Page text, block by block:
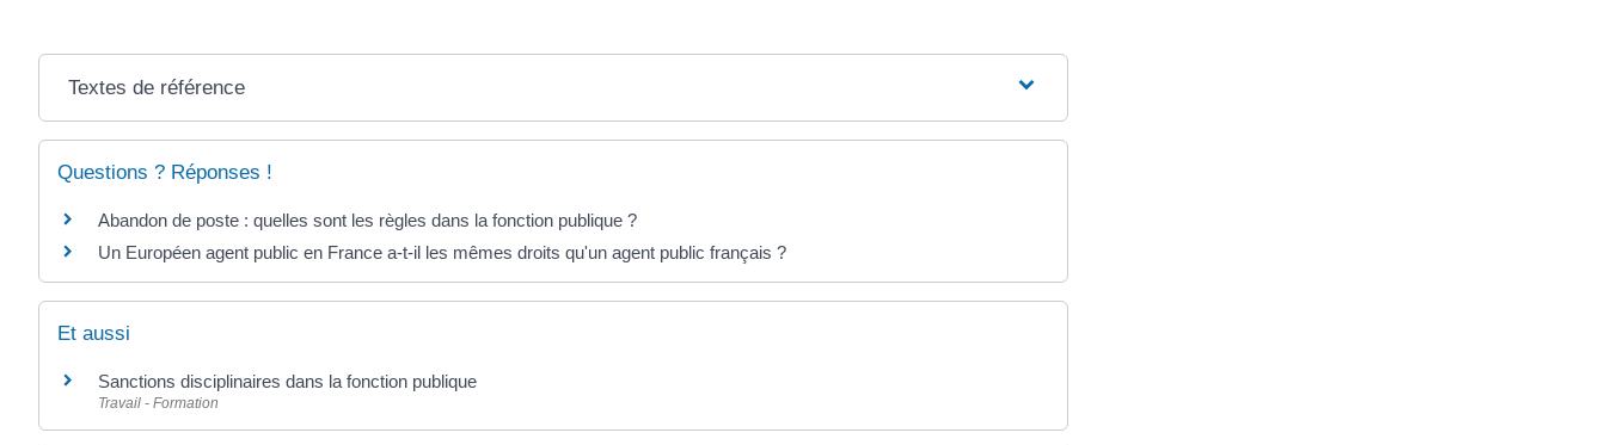
Textes de référence
Questions ? Réponses !
Abandon de poste : quelles sont les règles dans la fonction publique ?
Un Européen agent public en France a-t-il les mêmes droits qu'un agent public français ?
Et aussi
Sanctions disciplinaires dans la fonction publique
Travail - Formation